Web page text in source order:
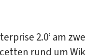
2.0‘ am